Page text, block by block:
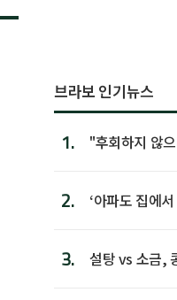
브라보 인기뉴스
1.
"후회하지 않
2.
‘아파도 집에
3. 설탕 vs 소금,